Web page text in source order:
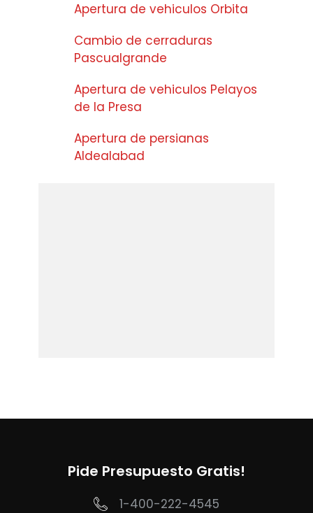
Apertura de vehiculos Orbita
Cambio de cerraduras
Pascualgrande
Apertura de vehiculos Pelayos
de la Presa
Apertura de persianas
Aldealabad
Pide Presupuesto Gratis!
1-400-222-4545